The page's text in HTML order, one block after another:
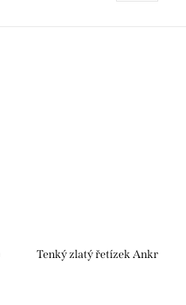
Tenký zlatý řetízek Ankr